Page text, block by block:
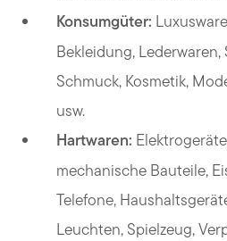
Konsumgüter:
Bekleidung, Lederwaren,
Schmuck, Kosmetik,
usw.
Hartwaren:
mechanische Bauteile,
Telefone,
Leuchten, Spielzeug,